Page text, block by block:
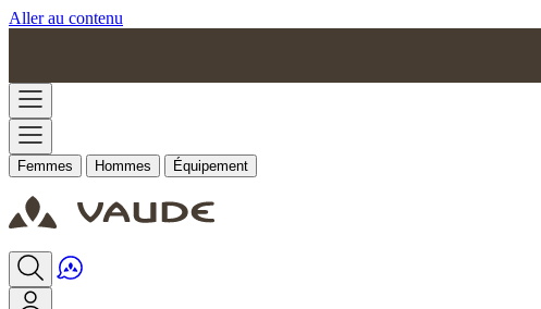
Aller au contenu
Femmes Hommes Équipement